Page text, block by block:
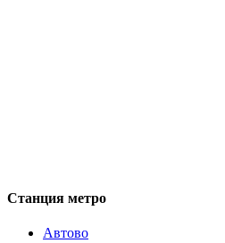
Станция метро
Автово